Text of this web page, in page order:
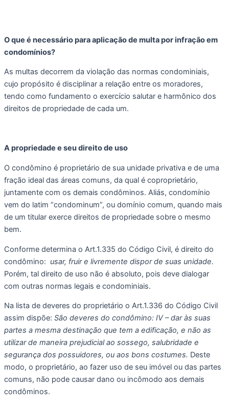
O que é necessário para aplicação de multa por infração em
condomínios?
As multas decorrem da violação das normas condominiais,
cujo propósito é disciplinar a relação entre os moradores,
tendo como fundamento o exercício salutar e harmônico dos
direitos de propriedade de cada um.
A propriedade e seu direito de uso
O condômino é proprietário de sua unidade privativa e de uma
fração ideal das áreas comuns, da qual é coproprietário,
juntamente com os demais condôminos. Aliás, condomínio
vem do latim “condominum”, ou domínio comum, quando mais
de um titular exerce direitos de propriedade sobre o mesmo
bem.
Conforme determina o Art.1.335 do Código Civil, é direito do
condômino:
Porém, tal direito de uso não é absoluto, pois deve dialogar
com outras normas legais e condominiais.
Na lista de deveres do proprietário o Art.1.336 do Código Civil
assim dispõe: São deveres do condômino: IV – dar às suas
partes a mesma destinação que tem a edificação, e não as
utilizar de maneira prejudicial ao sossego, salubridade e
segurança dos possuidores, ou aos bons costumes. Deste
modo, o proprietário, ao fazer uso de seu imóvel ou das partes
comuns, não pode causar dano ou incômodo aos demais
condôminos.